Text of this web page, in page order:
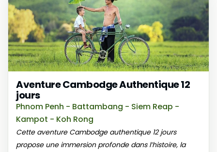
Aventure Cambodge Authentique 12
jours
Phnom Penh - Battambang - Siem Reap -
Kampot - Koh Rong
Cette aventure Cambodge authentique 12 jours
propose une immersion profonde dans l’histoire, la